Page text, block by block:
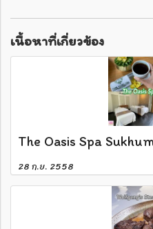
เนื้อหาที่เกี่ยวข้อง
The Oasis Spa
28 ก.ย. 2558